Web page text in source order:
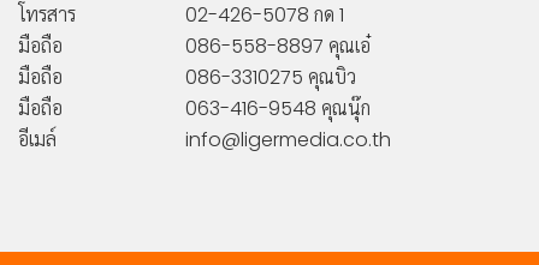
โทรสาร
02-426-5078 กด 1
มือถือ
086-558-8897 คุณเอ๋
มือถือ
086-3310275 คุณบิว
มือถือ
063-416-9548 คุณนุ๊ก
อีเมล์
info@ligermedia.co.th